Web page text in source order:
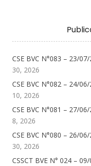
CSE BVC N°083 – 23/
30, 2026
CSE BVC N°082 – 24/
10, 2026
CSE BVC N°081 – 27/
8, 2026
CSE BVC N°080 – 26/
30, 2026
CSSCT BVE N° 024 –